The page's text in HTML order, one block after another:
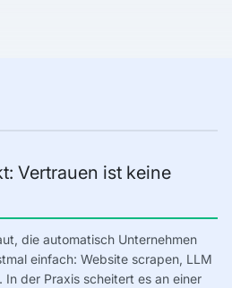
Vertrauen ist keine
die automatisch Unternehmen
einfach: Website scrapen, LLM
der Praxis scheitert es an einer